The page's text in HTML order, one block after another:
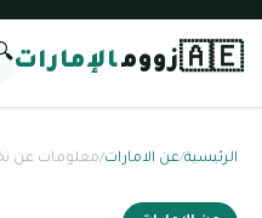
🇦🇪زوومالإمارات
الرئيسية/عن الامارات/معلومات عن